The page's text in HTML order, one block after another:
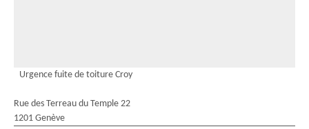
Urgence fuite de toiture Croy
Rue des Terreau du Temple 22
1201 Genève